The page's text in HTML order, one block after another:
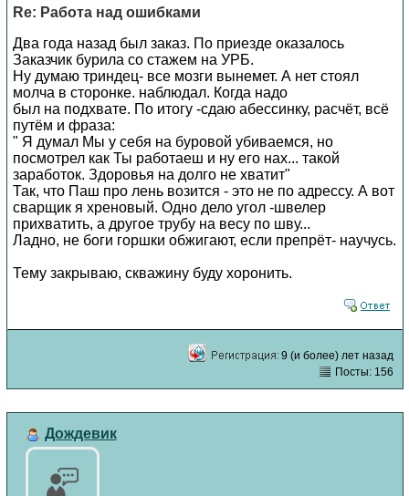
Re: Работа над ошибками
Два года назад был заказ. По приезде оказалось
Заказчик бурила со стажем на УРБ.
Ну думаю триндец- все мозги вынемет. А нет стоял
молча в сторонке. наблюдал. Когда надо
был на подхвате. По итогу -сдаю абессинку, расчёт, всё
путём и фраза:
" Я думал Мы у себя на буровой убиваемся, но
посмотрел как Ты работаеш и ну его нах... такой
заработок. Здоровья на долго не хватит"
Так, что Паш про лень возится - это не по адрессу. А вот
сварщик я хреновый. Одно дело угол -швелер
прихватить, а другое трубу на весу по шву...
Ладно, не боги горшки обжигают, если препрёт- научусь.
Тему закрываю, скважину буду хоронить.
9 (и более) лет назад
Посты: 156
Дождевик